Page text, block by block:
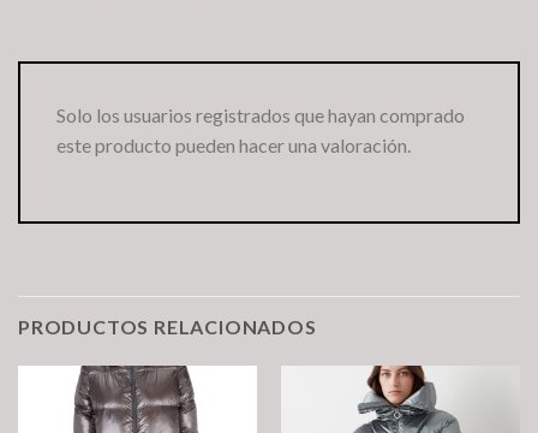
Solo los usuarios registrados que hayan comprado
este producto pueden hacer una valoración.
PRODUCTOS RELACIONADOS